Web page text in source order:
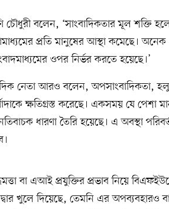
চৌধুরী বলেন, ‘সাংবাদিকতার মূল শক্তি
প্রতি মানুষের আস্থা কমেছে।
ওপর নির্ভর করতে হয়েছে।’
নেতা আরও বলেন, অপসাংবাদিকতা, হলুদ
ক্ষতিগ্রস্ত করেছে। একসময় যে
ধারণা তৈরি হয়েছে। এ অবস্থা
বা এআই প্রযুক্তির প্রভাব নিয়ে
দ্বার খুলে দিয়েছে, তেমনি এর অপব্যবহারও